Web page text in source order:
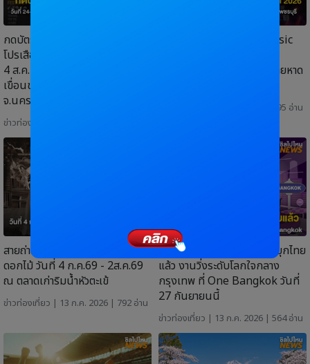
กดบัตรได้แล้ว! "วันปล่อยเสือ 6"
โปรเสือคำราม 990 บาท 31 ก.ค. –
4 ส.ค. 69 วันที่ 24–25 ต.ค. 69
เขื่อนขุนด่านปราการชล
จ.นครนายก
ข่าวท่องเที่ยว
คอนเสิร์ตฟรี! Cha-am Music
สิงหาคม 2569 ที่ จุดชมวิวชายหาด
| 31 ก.ค. 2026 | 595 อ่าน
สายถ่ายรูปมาด่วน! เทศกาลศิลปะ
ดอกไม้ วันที่ 4 ก.ค.69 - 2ส.ค.69
ณ ตลาดเก่าริมน้ำหัวตะเข้
ข่าวท่องเที่ยว | 13 ก.ค. 2026 | 792 อ่าน
น่ารักเกินต้าน! แก๊งซานริโอบุกไทย
แล้ว งานวิ่งระดับโลกใจกลาง
กรุงเทพ ที่ One Bangkok วันที่
27 กันยายนนี้
ข่าวท่องเที่ยว | 13 ก.ค. 2026 | 564 อ่าน